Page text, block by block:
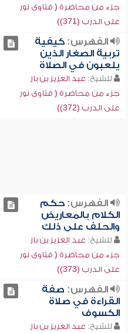
جزء من محاضرة ( فتاوى نور
على الدرب (371))
الفهرس:كيفية
تربية الصغار الذين
يلعبون في الصلاة
للشيخ: عبد العزيز بن باز
جزء من محاضرة ( فتاوى نور
على الدرب (372))
الفهرس:حكم
الكلام بالمعاريض
والحلف على ذلك
للشيخ: عبد العزيز بن باز
جزء من محاضرة ( فتاوى نور
على الدرب (373))
الفهرس: صفة
القراءة في صلاة
الكسوف
للشيخ: عبد العزيز بن باز